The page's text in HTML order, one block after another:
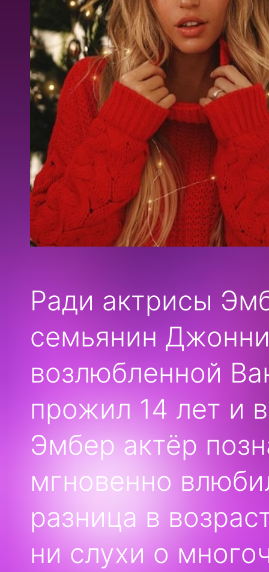
Ради актрисы
семьянин
возлюбленной
прожил 14 лет и
Эмбер актёр
мгновенно
разница в
ни слухи о